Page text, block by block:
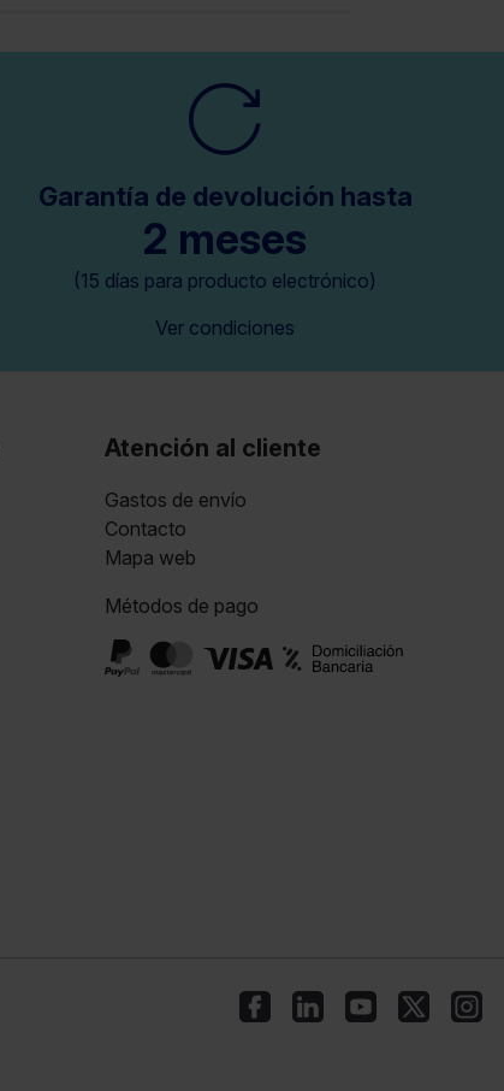
Garantía de devolución hasta
2 meses
(15 días para producto electrónico)
Ver condiciones
Atención al cliente
Gastos de envío
Contacto
Mapa web
Métodos de pago